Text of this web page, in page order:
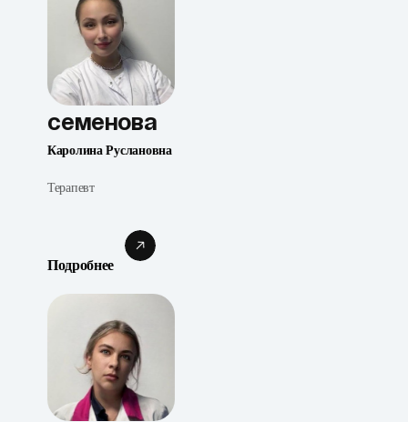
Семенова
Каролина Руслановна
Терапевт
Подробнее